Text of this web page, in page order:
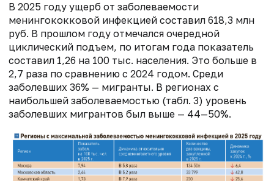
В 2025 году ущерб от заболеваемости
менингококковой инфекцией составил 618,3 млн
руб. В прошлом году отмечался очередной
циклический подъем, по итогам года показатель
составил 1,26 на 100 тыс. населения. Это больше в
2,7 раза по сравнению с 2024 годом. Среди
заболевших 36% — мигранты. В регионах с
наибольшей заболеваемостью (табл. 3) уровень
заболевших мигрантов был выше — 44—50%.